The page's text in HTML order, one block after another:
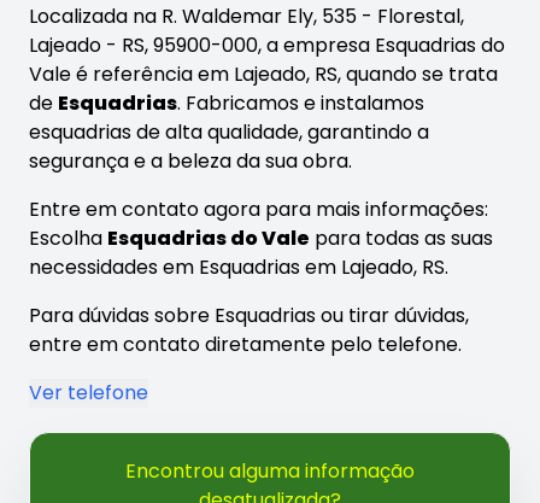
Localizada na R. Waldemar Ely, 535 - Florestal,
Lajeado - RS, 95900-000, a empresa Esquadrias do
Vale é referência em Lajeado, RS, quando se trata
de Esquadrias. Fabricamos e instalamos
esquadrias de alta qualidade, garantindo a
segurança e a beleza da sua obra.
Entre em contato agora para mais informações:
Escolha Esquadrias do Vale para todas as suas
necessidades em Esquadrias em Lajeado, RS.
Para dúvidas sobre Esquadrias ou tirar dúvidas,
entre em contato diretamente pelo telefone.
Ver telefone
Encontrou alguma informação